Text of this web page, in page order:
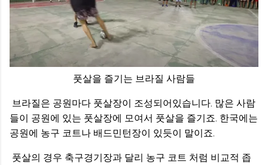
풋살을 즐기는 브라질 사람들
브라질은 공원마다 풋살장이 조성되어있습니다. 많은 사람
들이 공원에 있는 풋살장에 모여서 풋살을 즐기죠. 한국에는
공원에 농구 코트나 배드민턴장이 있듯이 말이죠.
풋살의 경우 축구경기장과 달리 농구 코트 처럼 비교적 좁